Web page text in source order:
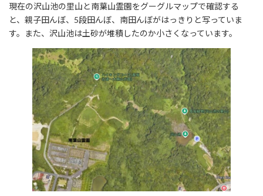
現在の沢山池の里山と南葉山霊園をグーグルマップで確認する
と、親子田んぼ、5段田んぼ、南田んぼがはっきりと写っていま
す。また、沢山池は土砂が堆積したのか小さくなっています。